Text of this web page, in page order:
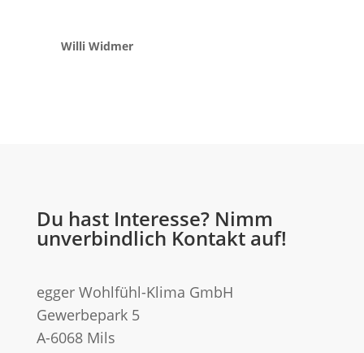
Willi Widmer
Du hast Interesse? Nimm
unverbindlich Kontakt auf!
egger Wohlfühl-Klima GmbH
Gewerbepark 5
A-6068 Mils